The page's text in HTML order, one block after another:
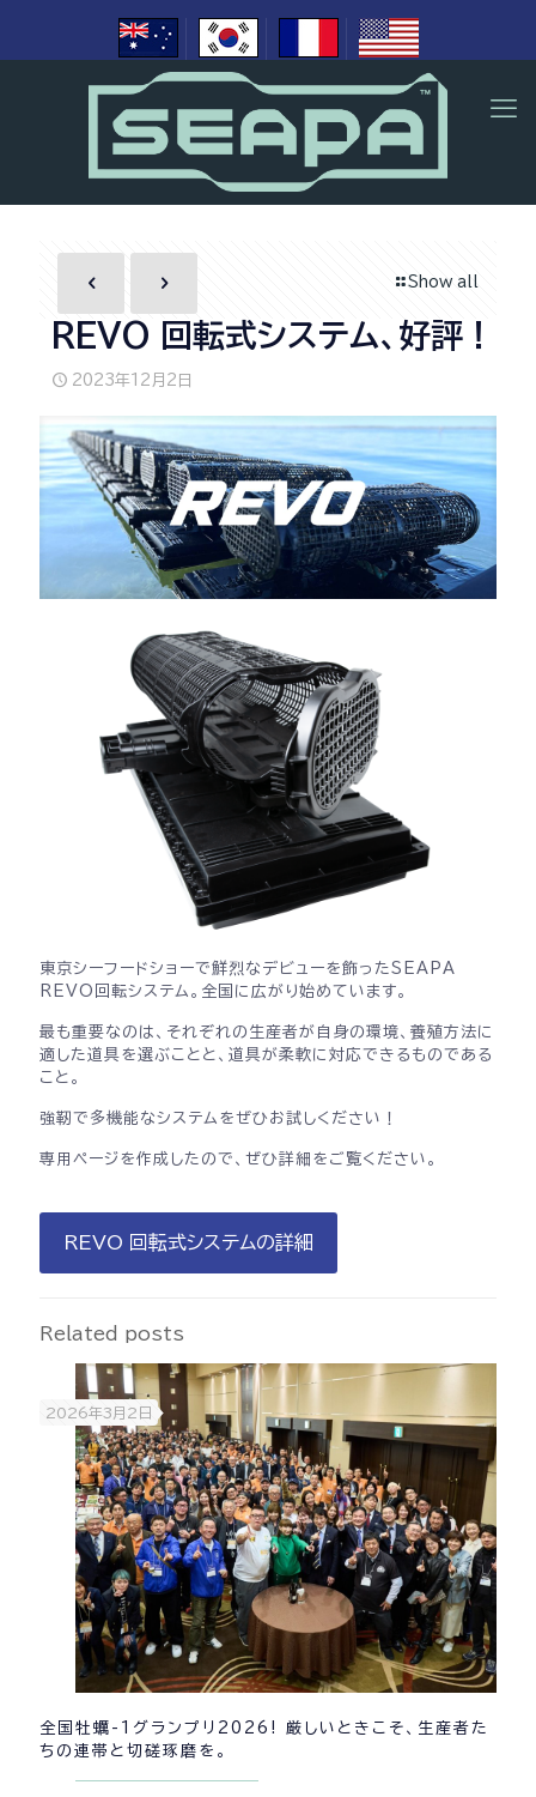
Show all
REVO 回転式システム、好評！
2023年12月2日
東京シーフードショーで鮮烈なデビューを飾ったSEAPA
REVO回転システム。全国に広がり始めています。
最も重要なのは、それぞれの生産者が自身の環境、養殖方法に
適した道具を選ぶことと、道具が柔軟に対応できるものである
こと。
強靭で多機能なシステムをぜひお試しください！
専用ページを作成したので、ぜひ詳細をご覧ください。
REVO 回転式システムの詳細
Related posts
2026年3月2日
全国牡蠣-1グランプリ2026! 厳しいときこそ、生産者た
ちの連帯と切磋琢磨を。